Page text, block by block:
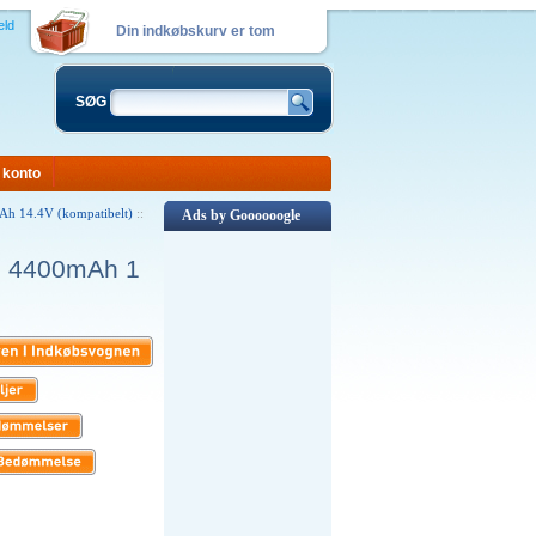
Din indkøbskurv er tom
SØG
konto
14.4V (kompatibelt) ::
1
Ads by Goooooogle